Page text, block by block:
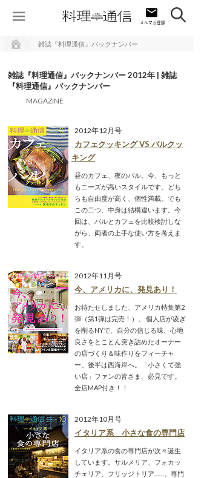
雑誌『料理通信』バックナンバー
雑誌『料理通信』バックナンバー 2012年 | 雑誌
『料理通信』バックナンバー
MAGAZINE
2012年12月号
カフェクッキング VS バルクッ
キング
昼のカフェ、夜のバル。今、もっと
もニーズが高いスタイルです。どち
らも自由度が高く、個性満載。でも
この二つ、中身は結構違います。今
回は、バルとカフェを比較検討しな
がら、両者の上手な使い方を考えま
す。
2012年11月号
今、アメリカに、発見あり！
お待たせしました、アメリカ特集第2
弾（第1弾は完売！）。 個人店が凌ぎ
を削るNYで、自分の信じる味、心地
良さをとことん突き詰めたオーナー
の店づくり＆味作りをフィーチャ
ー。後半は西海岸へ。「小さくて強
い店」ファンの皆さま、必見です。
全店MAP付き！！
2012年10月号
イタリア系 小さな食の専門店
イタリア系の食の専門店が次々誕生
しています。サルメリア、フォカッ
チェリア、フリッジトリア……。専門